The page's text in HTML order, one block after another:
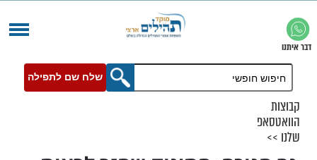
שלח שם לתפילה